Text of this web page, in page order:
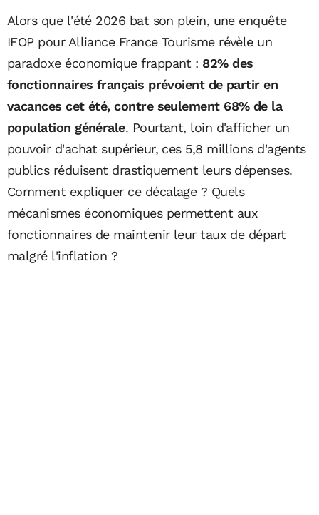
Alors que l'été 2026 bat son plein, une enquête
IFOP pour Alliance France Tourisme révèle un
paradoxe économique frappant : 82% des
fonctionnaires français prévoient de partir en
vacances cet été, contre seulement 68% de la
population générale. Pourtant, loin d'afficher un
pouvoir d'achat supérieur, ces 5,8 millions d'agents
publics réduisent drastiquement leurs dépenses.
Comment expliquer ce décalage ? Quels
mécanismes économiques permettent aux
fonctionnaires de maintenir leur taux de départ
malgré l'inflation ?